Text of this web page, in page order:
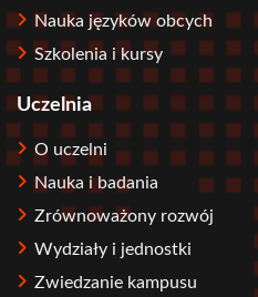
Nauka języków obcych
Szkolenia i kursy
Uczelnia
O uczelni
Nauka i badania
Zrównoważony rozwój
Wydziały i jednostki
Zwiedzanie kampusu